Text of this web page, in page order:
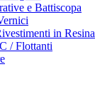
e Battiscopa
in Resina
/ Flottanti